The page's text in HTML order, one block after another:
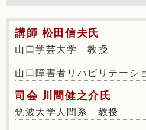
講師 松田信夫氏
山口学芸大学 教授
山口障害者リハビリテー
司会 川間健之介氏
筑波大学人間系 教授